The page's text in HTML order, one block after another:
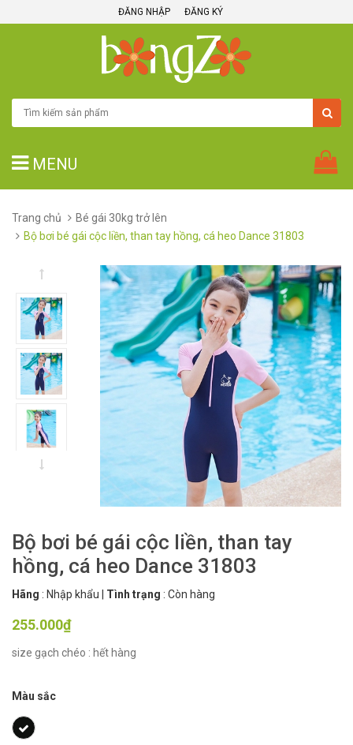
ĐĂNG NHẬP ĐĂNG KÝ
MENU
Trang chủ
Bé gái 30kg trở lên
Bộ bơi bé gái cộc liền, than tay hồng, cá heo Dance 31803
Bộ bơi bé gái cộc liền, than tay
hồng, cá heo Dance 31803
Hãng : Nhập khẩu Tình trạng : Còn hàng
255.000₫
size gạch chéo : hết hàng
Màu sắc